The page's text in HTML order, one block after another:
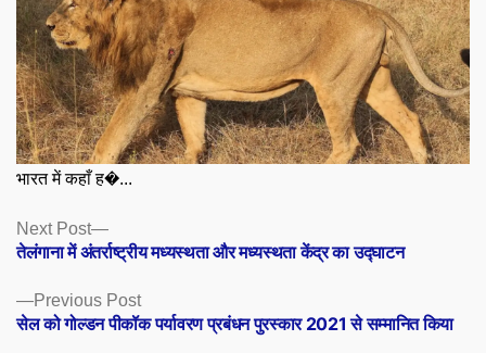
भारत में कहाँ ह�...
Posts
navigation
Previous PostPrevious
post:
सेल को गोल्डन पीकॉक पर्यावरण प्रबंधन पुरस्कार 2021 से सम्मानित किया
Next Post
Next
post:
तेलंगाना में अंतर्राष्ट्रीय मध्यस्थता और मध्यस्थता केंद्र का उद्घाटन